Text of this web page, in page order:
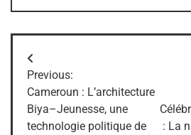
Navigation
de
l’article
Previous:
Cameroun : L’architecture
Biya–Jeunesse, une
technologie politique de
: La